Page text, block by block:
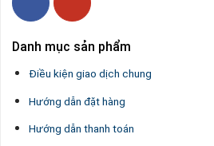
Danh mục sản phẩm
Điều kiện giao dịch chung
Hướng dẫn đặt hàng
Hướng dẫn thanh toán